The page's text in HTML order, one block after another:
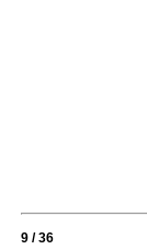
9 / 36